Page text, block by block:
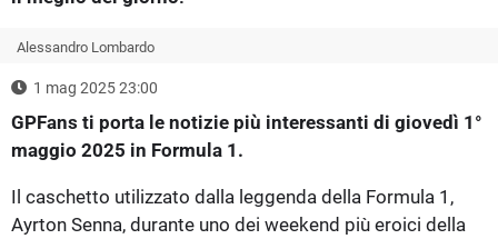
Alessandro Lombardo
1 mag 2025 23:00
GPFans ti porta le notizie più interessanti di giovedì 1°
maggio 2025 in Formula 1.
Il caschetto utilizzato dalla leggenda della Formula 1,
Ayrton Senna, durante uno dei weekend più eroici della